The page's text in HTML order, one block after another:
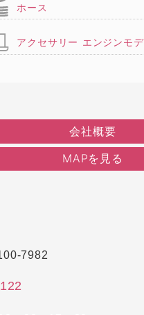
ホース
アクセサリー エンジンモ
会社概要
MAPを見る
7982